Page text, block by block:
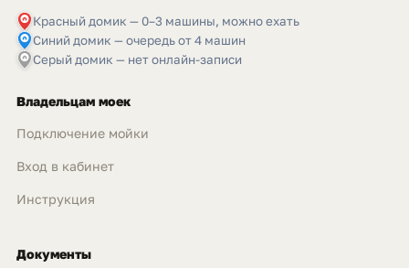
Красный домик — 0–3 машины, можно ехать
Синий домик — очередь от 4 машин
Серый домик — нет онлайн-записи
Владельцам моек
Подключение мойки
Вход в кабинет
Инструкция
Документы